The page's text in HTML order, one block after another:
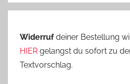
Widerrufdeiner Bestellung
HIER gelangst du sofort zu
Textvorschlag.